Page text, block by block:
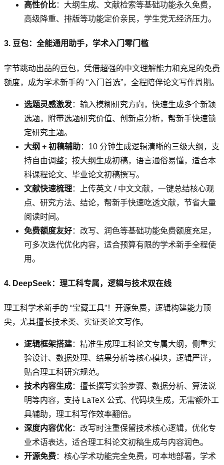
高性价比：大纲生成、文献检索等基础功能永久免费，
高级降重、排版等功能定价亲民，学生党无经济压力。
3. 豆包：全能通用助手，学术入门零门槛
字节跳动出品的豆包，凭借超强的中文理解能力和充足的免费
额度，成为学术新手的 “入门首选”，全程陪伴论文写作周期。
选题灵感激发：输入模糊研究方向，快速生成多个新颖
选题，附带选题研究价值、创新点分析，帮新手快速锁
定研究主题。
大纲 + 初稿辅助：10 分钟生成逻辑清晰的三级大纲，支
持自由调整；按大纲生成初稿，语言通俗易懂，适合本
科课程论文、毕业论文初稿撰写。
文献快速梳理：上传英文 / 中文文献，一键总结核心观
点、研究方法、结论，帮新手快速吃透文献，节省大量
阅读时间。
免费额度友好：改写、润色等基础功能免费额度充足，
可多次迭代优化内容，适合预算有限的学术新手全程使
用。
4. DeepSeek：理工科专属，逻辑与技术双在线
理工科学术新手的 “宝藏工具”！开源免费，逻辑构建能力顶
尖，尤其擅长技术类、实证类论文写作。
逻辑框架搭建：精准生成理工科论文专属大纲，侧重实
验设计、数据处理、结果分析等核心模块，逻辑严谨，
贴合理工科研究规范。
技术内容生成：擅长撰写实验步骤、数据分析、算法说
明等内容，支持 LaTeX 公式、代码块生成，无需额外工
具辅助，理工科写作效率翻倍。
深度内容优化：改写时注重保留技术核心逻辑，优化专
业术语表达，适合理工科论文初稿生成与内容润色。
开源免费：核心学术功能完全免费，可本地部署，学术